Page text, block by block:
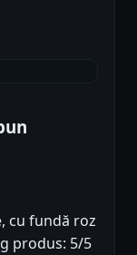
cu fundă roz
produs: 5/5